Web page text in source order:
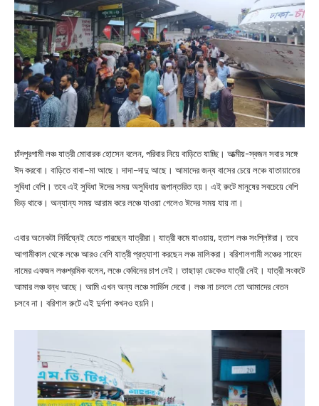
চাঁদপুরগামী লঞ্চ যাত্রী মোবারক হোসেন বলেন, পরিবার নিয়ে বাড়িতে যাচ্ছি। আত্মীয়-স্বজন সবার সঙ্গে
ঈদ করবো। বাড়িতে বাবা–মা আছে। দাদা–দাদু আছে। আমাদের জন্য বাসের চেয়ে লঞ্চে যাতায়াতের
সুবিধা বেশি। তবে এই সুবিধা ঈদের সময় অসুবিধায় রূপান্তরিত হয়। এই রুটে মানুষের সবচেয়ে বেশি
ভিড় থাকে। অন্যান্য সময় আরাম করে লঞ্চে যাওয়া গেলেও ঈদের সময় যায় না।
এবার অনেকটা নির্বিঘ্নেই যেতে পারছেন যাত্রীরা। যাত্রী কমে যাওয়ায়, হতাশ লঞ্চ সংশ্লিষ্টরা। তবে
আগামীকাল থেকে লঞ্চে আরও বেশি যাত্রী প্রত্যাশা করছেন লঞ্চ মালিকরা। বরিশালগামী লঞ্চের শাহেদ
নামের একজন লঞ্চশ্রমিক বলেন, লঞ্চে কেবিনের চাপ নেই। তাছাড়া ডেকেও যাত্রী নেই। যাত্রী সংকটে
আমার লঞ্চ বন্ধ আছে। আমি এখন অন্য লঞ্চে সার্ভিস দেবো। লঞ্চ না চললে তো আমাদের বেতন
চলবে না। বরিশাল রুটে এই দুর্দশা কখনও হয়নি।